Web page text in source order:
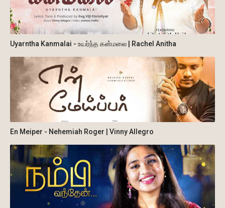
Uyarntha Kanmalai - உயர்ந்த கன்மலை | Rachel Anitha
En Meiper - Nehemiah Roger | Vinny Allegro